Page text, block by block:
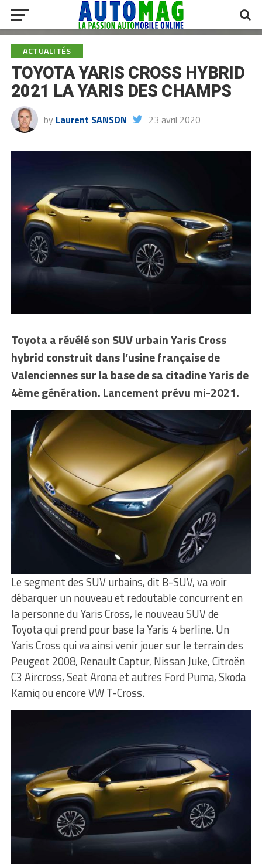
ACTUALITÉS
TOYOTA YARIS CROSS HYBRID
2021 LA YARIS DES CHAMPS
by Laurent SANSON 23 avril 2020
Toyota a révélé son SUV urbain Yaris Cross
hybrid construit dans l’usine française de
Valenciennes sur la base de sa citadine Yaris de
4ème génération. Lancement prévu mi-2021.
Le segment des SUV urbains, dit B-SUV, va voir
débarquer un nouveau et redoutable concurrent en
la personne du Yaris Cross, le nouveau SUV de
Toyota qui prend pour base la Yaris 4 berline. Un
Yaris Cross qui va ainsi venir jouer sur le terrain des
Peugeot 2008, Renault Captur, Nissan Juke, Citroën
C3 Aircross, Seat Arona et autres Ford Puma, Skoda
Kamiq ou encore VW T-Cross.